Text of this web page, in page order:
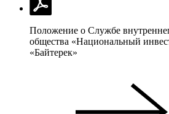
Положение о Службе
общества «Национальный
«Байтерек»